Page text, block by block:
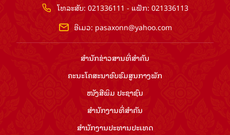
ໂທລະສັບ: 021336111 - ແຟັກ: 021336113
ອີເມວ: pasaxonn@yahoo.com
ສຳ​ນັກ​ຂ່າວ​ສານ​ທີ່​ສຳ​ຄັນ​
ຄະນະໂຄສະນາອົບຮົມ​ສູນ​ກາງ​ພັກ
ໜັງສືພິມ ປະ​ຊາ​ຊົນ
ສຳ​ນັກ​ງານ​ທີ່​ສຳ​ຄັນ
ສຳ​ນັກ​ງານ​ປະ​ທານ​ປະ​ເທດ